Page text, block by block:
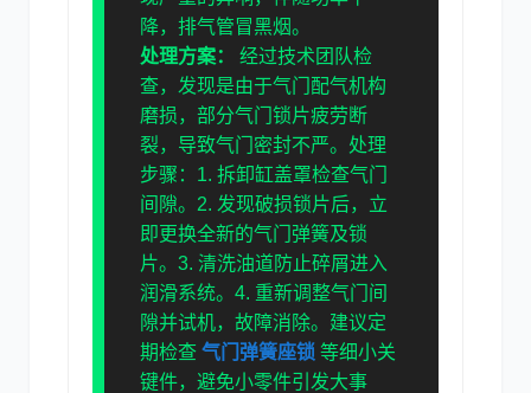
降，排气管冒黑烟。
处理方案：
经过技术团队检
查，发现是由于气门配气机构
磨损，部分气门锁片疲劳断
裂，导致气门密封不严。处理
步骤：1. 拆卸缸盖罩检查气门
间隙。2. 发现破损锁片后，立
即更换全新的气门弹簧及锁
片。3. 清洗油道防止碎屑进入
润滑系统。4. 重新调整气门间
隙并试机，故障消除。建议定
期检查 气门弹簧座锁 等细小关
键件，避免小零件引发大事